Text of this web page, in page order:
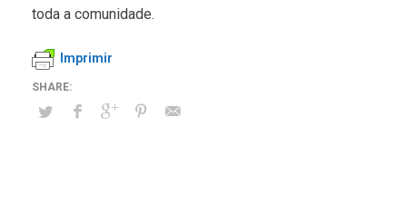
toda a comunidade.
Imprimir